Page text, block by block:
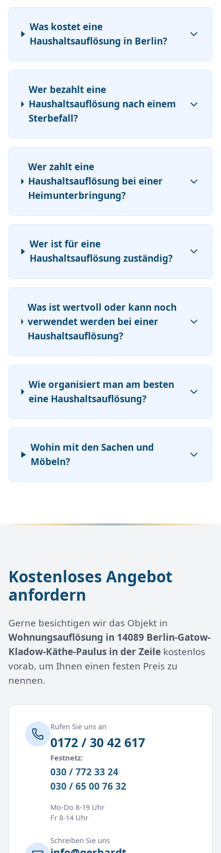
Was kostet eine
Haushaltsauflösung in Berlin?
Wer bezahlt eine
Haushaltsauflösung nach einem
Sterbefall?
Wer zahlt eine
Haushaltsauflösung bei einer
Heimunterbringung?
Wer ist für eine
Haushaltsauflösung zuständig?
Was ist wertvoll oder kann noch
verwendet werden bei einer
Haushaltsauflösung?
Wie organisiert man am besten
eine Haushaltsauflösung?
Wohin mit den Sachen und
Möbeln?
Kostenloses Angebot
anfordern
Gerne besichtigen wir das Objekt in
Wohnungsauflösung in 14089 Berlin-Gatow-
Kladow-Käthe-Paulus in der Zeilekostenlos
vorab, um Ihnen einen festen Preis zu
nennen.
Rufen Sie uns an
0172 / 30 42 617
Festnetz:
030 / 772 33 24
030 / 65 00 76 32
Mo-Do 8-19 Uhr
Fr 8-14 Uhr
Schreiben Sie uns